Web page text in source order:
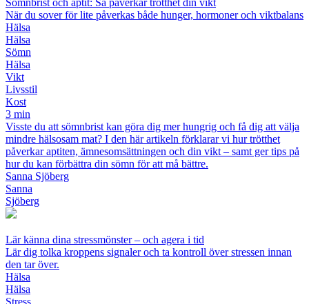
Sömnbrist och aptit: Så påverkar trötthet din vikt
När du sover för lite påverkas både hunger, hormoner och viktbalans
Hälsa
Hälsa
Sömn
Hälsa
Vikt
Livsstil
Kost
3 min
Visste du att sömnbrist kan göra dig mer hungrig och få dig att välja
mindre hälsosam mat? I den här artikeln förklarar vi hur trötthet
påverkar aptiten, ämnesomsättningen och din vikt – samt ger tips på
hur du kan förbättra din sömn för att må bättre.
Sanna Sjöberg
Sanna
Sjöberg
Lär känna dina stressmönster – och agera i tid
Lär dig tolka kroppens signaler och ta kontroll över stressen innan
den tar över.
Hälsa
Hälsa